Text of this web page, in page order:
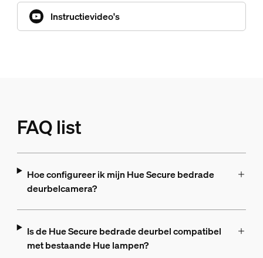
Instructievideo's
FAQ list
Hoe configureer ik mijn Hue Secure bedrade
deurbelcamera?
Is de Hue Secure bedrade deurbel compatibel
met bestaande Hue lampen?